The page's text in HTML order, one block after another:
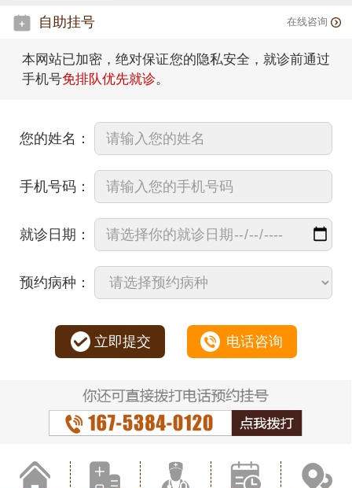
自助挂号 在线咨询
本网站已加密，绝对保证您的隐私安全，就诊前通过
手机号免排队优先就诊。
您的姓名：
手机号码：
就诊日期：
预约病种：
立即提交 电话咨询